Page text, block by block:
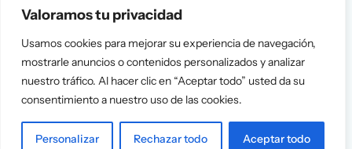
Valoramos tu privacidad
Usamos cookies para mejorar su experiencia de navegación,
mostrarle anuncios o contenidos personalizados y analizar
nuestro tráfico. Al hacer clic en “Aceptar todo” usted da su
consentimiento a nuestro uso de las cookies.
Personalizar Rechazar todo Aceptar todo